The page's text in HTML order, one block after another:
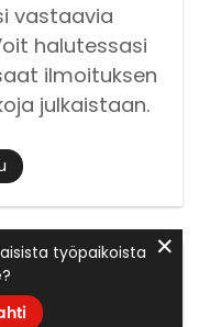
vastaavia
halutessasi
ilmoituksen
julkaistaan.
työpaikoista ✕